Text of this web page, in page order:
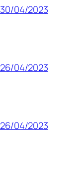
30/04/2023
26/04/2023
26/04/2023